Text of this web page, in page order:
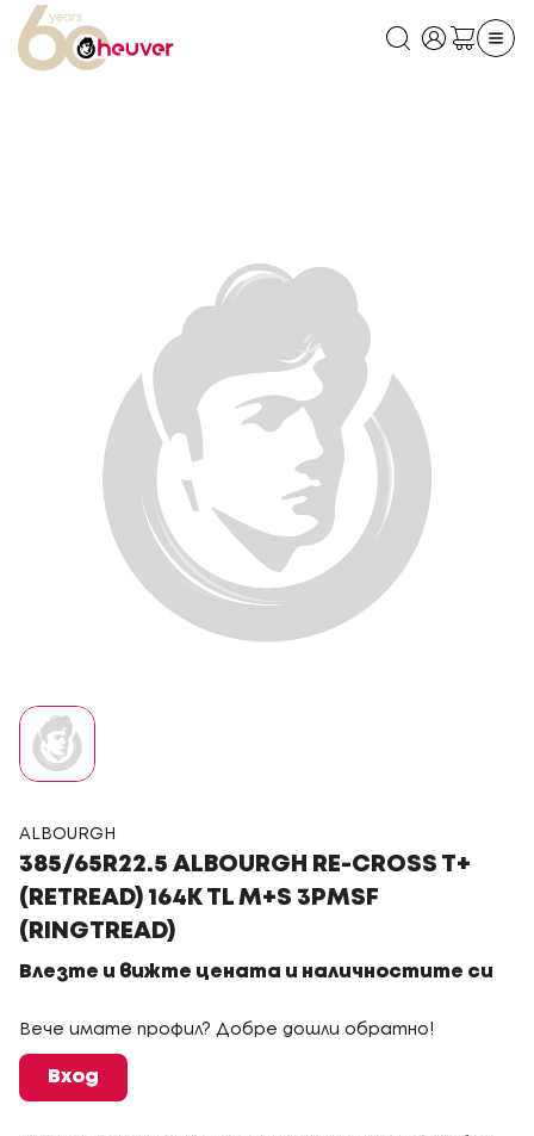
ALBOURGH
385/65R22.5 ALBOURGH RE-CROSS T+
(RETREAD) 164K TL M+S 3PMSF
(RINGTREAD)
Влезте и вижте цената и наличностите си
Вече имате профил? Добре дошли обратно!
Вход